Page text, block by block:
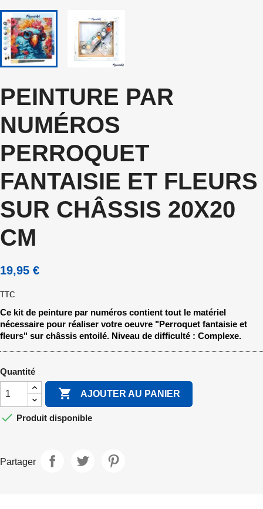
PEINTURE PAR
NUMÉROS
PERROQUET
FANTAISIE ET FLEURS
SUR CHÂSSIS 20X20
CM
19,95 €
TTC
Ce kit de peinture par numéros contient tout le matériel
nécessaire pour réaliser votre oeuvre "Perroquet fantaisie et
fleurs" sur châssis entoilé. Niveau de difficulté : Complexe.
Quantité
 AJOUTER AU PANIER
 Produit disponible
Partager